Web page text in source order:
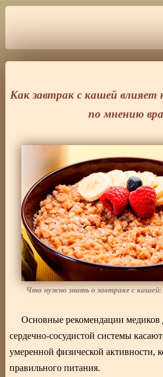
Как завтрак с кашей влияет
по мнению
Что нужно знать о завтраке с кашей:
Основные рекомендации медиков
сердечно-сосудистой системы
умеренной физической активности,
правильного питания.